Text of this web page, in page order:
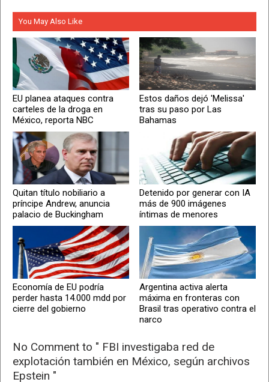
You May Also Like
EU planea ataques contra
carteles de la droga en
México, reporta NBC
Estos daños dejó 'Melissa'
tras su paso por Las
Bahamas
Quitan título nobiliario a
príncipe Andrew, anuncia
palacio de Buckingham
Detenido por generar con IA
más de 900 imágenes
íntimas de menores
Economía de EU podría
perder hasta 14.000 mdd por
cierre del gobierno
Argentina activa alerta
máxima en fronteras con
Brasil tras operativo contra el
narco
No Comment to " FBI investigaba red de
explotación también en México, según archivos
Epstein "